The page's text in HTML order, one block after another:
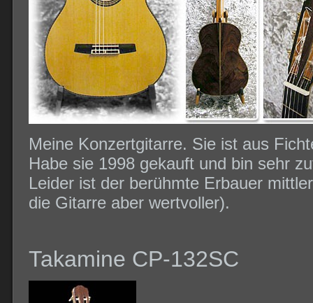
Meine Konzertgitarre. Sie ist aus
Habe sie 1998 gekauft und bin sehr
Leider ist der berühmte Erbauer
die Gitarre aber wertvoller).
Takamine CP-132SC